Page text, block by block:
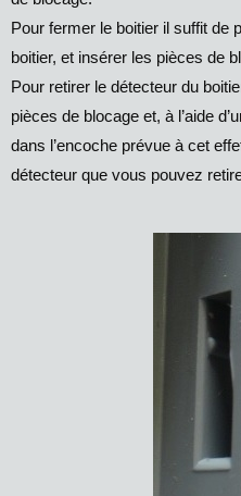
Pour fermer le boitier il suffit de
boitier, et insérer les pièces de
Pour retirer le détecteur du
pièces de blocage et, à l’aide
dans l’encoche prévue à cet
détecteur que vous pouvez